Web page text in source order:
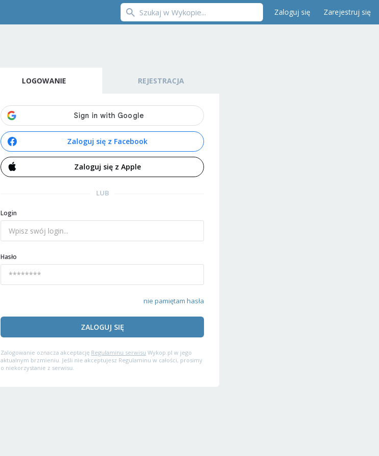
Zaloguj się Zarejestruj się
LOGOWANIE REJESTRACJA
Zaloguj się z Facebook
Zaloguj się z Apple
LUB
Login
Hasło
nie pamiętam hasła
ZALOGUJ SIĘ
Zalogowanie oznacza akceptację Regulaminu serwisu Wykop.pl w jego
aktualnym brzmieniu. Jeśli nie akceptujesz Regulaminu w całości, prosimy
o niekorzystanie z serwisu.